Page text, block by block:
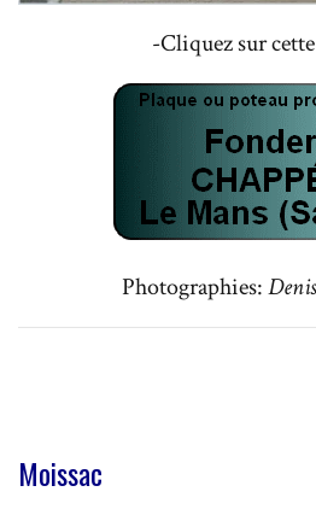
-Cliquez sur
Photographies:
Moissac